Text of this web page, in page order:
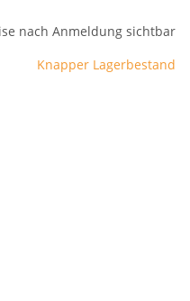
nach Anmeldung sichtbar
Knapper Lagerbestand